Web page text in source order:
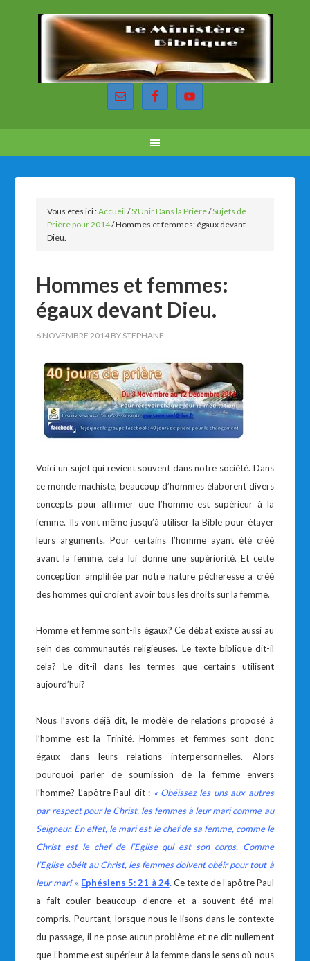
Vous êtes ici :Accueil /S'Unir Dans la Prière/Sujets de
Prière pour 2014/Hommes et femmes: égaux devant
Dieu.
Hommes et femmes:
égaux devant Dieu.
6 NOVEMBRE 2014 BY STEPHANE
Voici un sujet qui revient souvent dans notre société. Dans
ce monde machiste, beaucoup d’hommes élaborent divers
concepts pour affirmer que l’homme est supérieur à la
femme. Ils vont même jusqu’à utiliser la Bible pour étayer
leurs arguments. Pour certains l’homme ayant été créé
avant la femme, cela lui donne une supériorité. Et cette
conception amplifiée par notre nature pécheresse a créé
des hommes qui croient avoir tous les droits sur la femme.
Homme et femme sont-ils égaux? Ce débat existe aussi au
sein des communautés religieuses. Le texte biblique dit-il
cela? Le dit-il dans les termes que certains utilisent
aujourd’hui?
Nous l’avons déjà dit, le modèle de relations proposé à
l’homme est la Trinité. Hommes et femmes sont donc
égaux dans leurs relations interpersonnelles. Alors
pourquoi parler de soumission de la femme envers
l’homme? L’apôtre Paul dit : « Obéissez les uns aux autres
par respect pour le Christ, les femmes à leur mari comme au
Seigneur. En effet, le mari est le chef de sa femme, comme le
Christ est le chef de l’Eglise qui est son corps. Comme
l’Eglise obéit au Christ, les femmes doivent obéir pour tout à
leur mari ». Ephésiens 5: 21 à 24.Ce texte de l’apôtre Paul
a fait couler beaucoup d’encre et a souvent été mal
compris. Pourtant, lorsque nous le lisons dans le contexte
du passage, il ne pose aucun problème et ne dit nullement
que l’homme est supérieur à la femme dans le sens où nous